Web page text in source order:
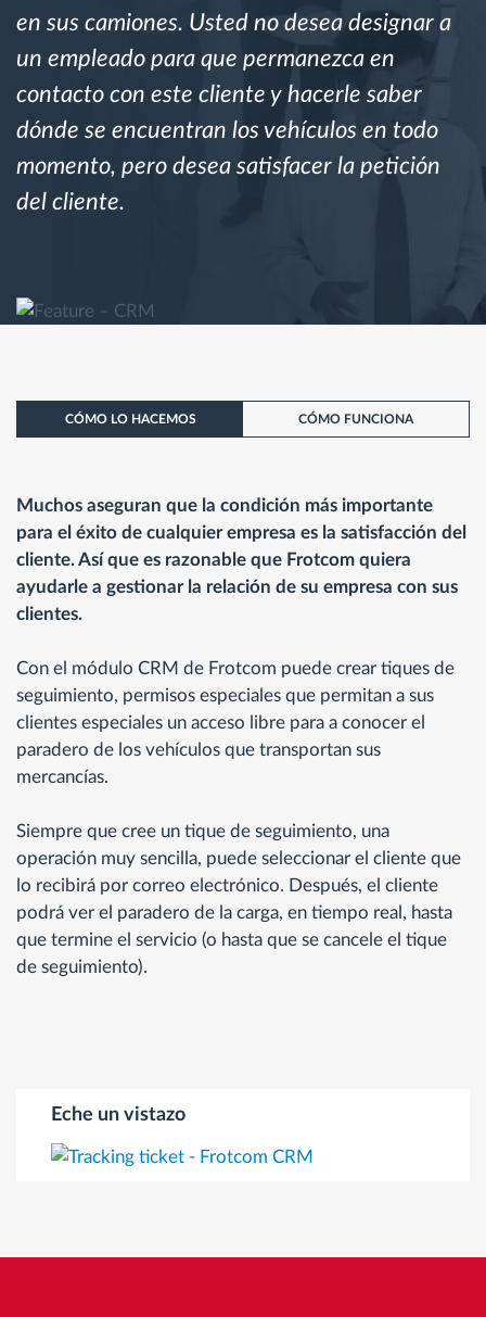
Descubrir todas las características
¿Cómo podemos ayudar en el control de la
actividad de su flota?
en sus camiones. Usted no desea designar a
un empleado para que permanezca en
contacto con este cliente y hacerle saber
dónde se encuentran los vehículos en todo
momento, pero desea satisfacer la petición
del cliente.
CÓMO LO HACEMOS CÓMO FUNCIONA
Muchos aseguran que la condición más importante
para el éxito de cualquier empresa es la satisfacción del
cliente. Así que es razonable que Frotcom quiera
ayudarle a gestionar la relación de su empresa con sus
clientes.
Con el módulo CRM de Frotcom puede crear tiques de
seguimiento, permisos especiales que permitan a sus
clientes especiales un acceso libre para a conocer el
paradero de los vehículos que transportan sus
mercancías.
Siempre que cree un tique de seguimiento, una
operación muy sencilla, puede seleccionar el cliente que
lo recibirá por correo electrónico. Después, el cliente
podrá ver el paradero de la carga, en tiempo real, hasta
que termine el servicio (o hasta que se cancele el tique
de seguimiento).
Eche un vistazo